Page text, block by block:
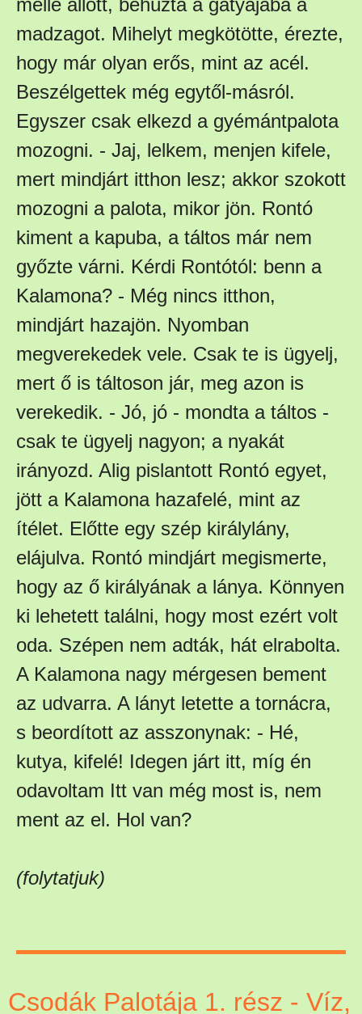
madzagot. Mihelyt megkötötte, érezte,
hogy már olyan erős, mint az acél.
Beszélgettek még egytől-másról.
Egyszer csak elkezd a gyémántpalota
mozogni. - Jaj, lelkem, menjen kifele,
mert mindjárt itthon lesz; akkor szokott
mozogni a palota, mikor jön. Rontó
kiment a kapuba, a táltos már nem
győzte várni. Kérdi Rontótól: benn a
Kalamona? - Még nincs itthon,
mindjárt hazajön. Nyomban
megverekedek vele. Csak te is ügyelj,
mert ő is táltoson jár, meg azon is
verekedik. - Jó, jó - mondta a táltos -
csak te ügyelj nagyon; a nyakát
irányozd. Alig pislantott Rontó egyet,
jött a Kalamona hazafelé, mint az
ítélet. Előtte egy szép királylány,
elájulva. Rontó mindjárt megismerte,
hogy az ő királyának a lánya. Könnyen
ki lehetett találni, hogy most ezért volt
oda. Szépen nem adták, hát elrabolta.
A Kalamona nagy mérgesen bement
az udvarra. A lányt letette a tornácra,
s beordított az asszonynak: - Hé,
kutya, kifelé! Idegen járt itt, míg én
odavoltam Itt van még most is, nem
ment az el. Hol van?
(folytatjuk)
Csodák Palotája 1. rész - Víz,